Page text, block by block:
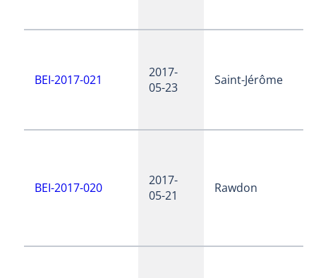
BEI-2017-021
2017-
05-23
Saint-Jérôme
BEI-2017-020
2017-
05-21
Rawdon